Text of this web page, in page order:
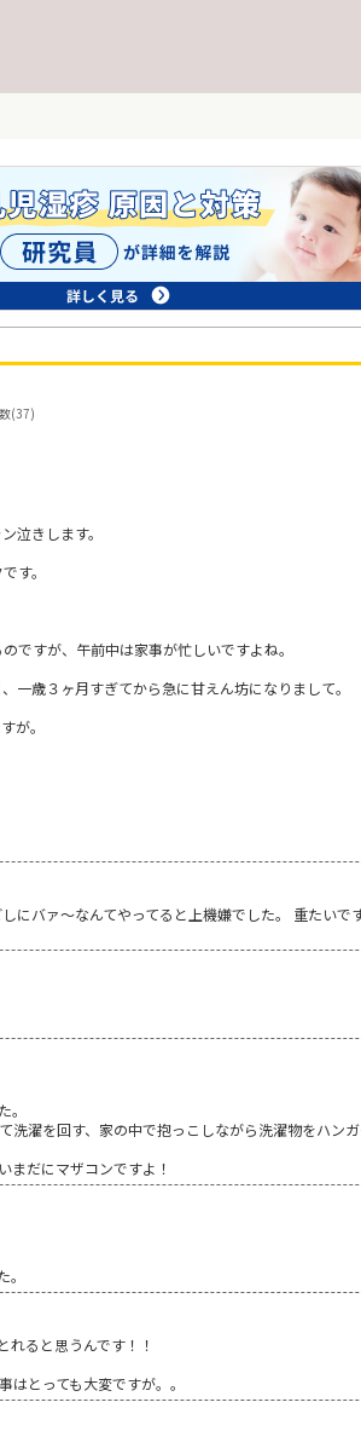
(37)
泣きします。
す。
ですが、午前中は家事が忙しいですよね。
一歳３ヶ月すぎてから急に甘えん坊になりまして。
が。
にバァ～なんてやってると上機嫌でした。 重たい
洗濯を回す、家の中で抱っこしながら洗濯物をハン
まだにマザコンですよ！
れると思うんです！！
とっても大変ですが。。